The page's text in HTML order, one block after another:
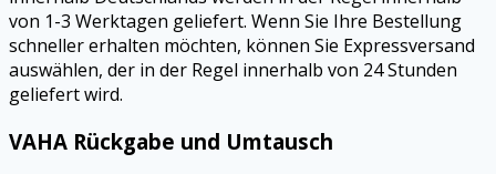
von 1-3 Werktagen geliefert. Wenn Sie Ihre Bestellung
schneller erhalten möchten, können Sie Expressversand
auswählen, der in der Regel innerhalb von 24 Stunden
geliefert wird.
VAHA Rückgabe und Umtausch